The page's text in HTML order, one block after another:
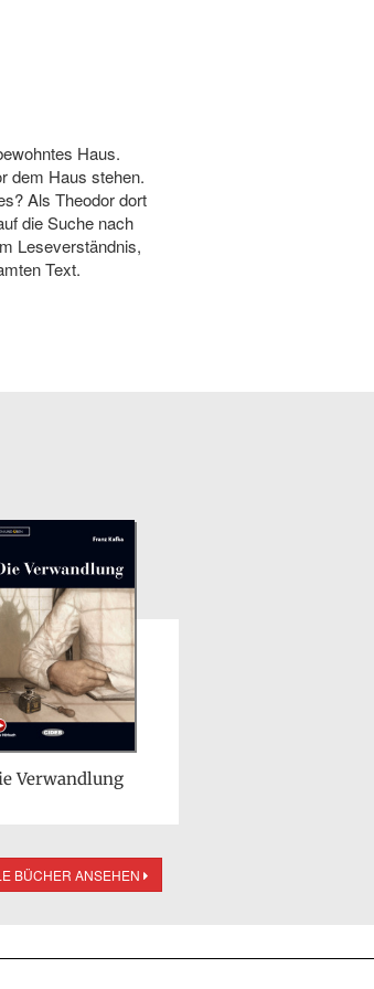
Haus.
dem Haus stehen.
Als Theodor dort
die Suche nach
Leseverständnis,
Text.
Verwandlung
BÜCHER ANSEHEN